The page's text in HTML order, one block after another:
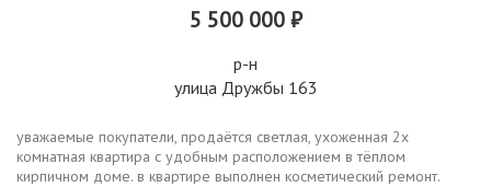
5 500 000 ₽
р-н
улица Дружбы 163
уважаемые покупатели, продаётся светлая, ухоженная 2х
комнатная квартира с удобным расположением в тёплом
кирпичном доме. в квартире выполнен косметический ремонт.